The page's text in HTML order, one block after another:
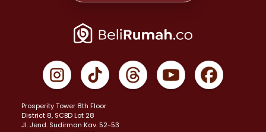
Properti Dijual di Jakarta Pusat >
Properti Dijual di Gambir >
Properti Dijual di Johar Baru >
Properti Dijual di Menteng >
Properti Dijual di Senen >
Prosperity Tower 8th Floor
District 8, SCBD Lot 28
JI. Jend. Sudirman Kav. 52-53